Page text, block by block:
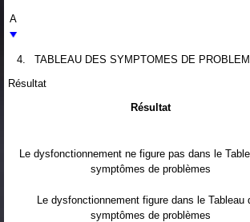
A
4.
TABLEAU DES SYMPTOMES DE
Résultat
Résultat
Le dysfonctionnement ne figure pas dans le
symptômes de problèmes
Le dysfonctionnement figure dans le Tableau
symptômes de problèmes